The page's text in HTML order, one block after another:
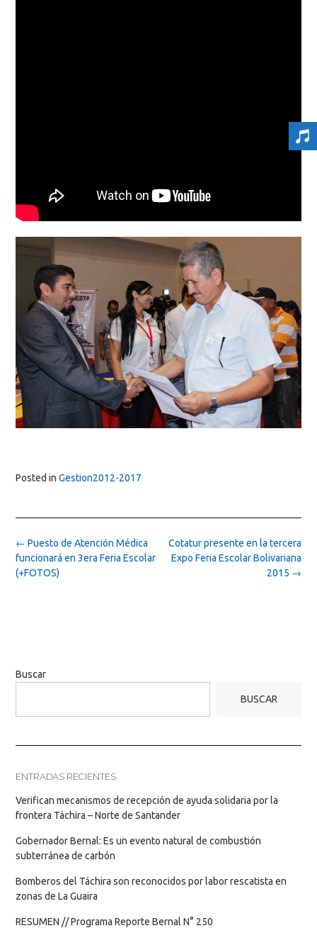
Posted in Gestion2012-2017
Post
navigation
Cotatur presente en la tercera
Expo Feria Escolar Bolivariana
2015 →
← Puesto de Atención Médica
funcionará en 3era Feria Escolar
(+FOTOS)
Buscar
BUSCAR
ENTRADAS RECIENTES
Verifican mecanismos de recepción de ayuda solidaria por la
frontera Táchira – Norte de Santander
Gobernador Bernal: Es un evento natural de combustión
subterránea de carbón
Bomberos del Táchira son reconocidos por labor rescatista en
zonas de La Guaira
RESUMEN // Programa Reporte Bernal N° 250